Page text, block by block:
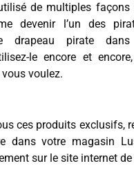
de multiples façons
devenir l’un des
drapeau pirate
le encore et
voulez.
ces produits exclusifs,
dans votre magasin
sur le site internet